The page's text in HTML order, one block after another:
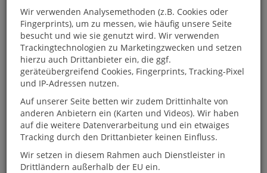
Wir verwenden Analysemethoden (z.B. Cookies oder
Fingerprints), um zu messen, wie häufig unsere Seite
besucht und wie sie genutzt wird. Wir verwenden
Trackingtechnologien zu Marketingzwecken und setzen
hierzu auch Drittanbieter ein, die ggf.
geräteübergreifend Cookies, Fingerprints, Tracking-Pixel
und IP-Adressen nutzen.
Auf unserer Seite betten wir zudem Drittinhalte von
anderen Anbietern ein (Karten und Videos). Wir haben
auf die weitere Datenverarbeitung und ein etwaiges
Tracking durch den Drittanbieter keinen Einfluss.
Wir setzen in diesem Rahmen auch Dienstleister in
Drittländern außerhalb der EU ein.
Willkommen bei NOVA
BUCH - Wir machen Vreden
und Meppen lesenswert!
Bei uns finden Sie Romane, Krimis, Sachbücher, Ratgeber,
vieles mehr.
Stöbern Sie in unserem Online-Shop, wann immer Sie Lust
haben und lassen Sie sich Ihre Bestellung portofrei nach
Hause oder für den nächsten Tag zur Abholung in unsere
Buchhandlung liefern.
Damit tun Sie auch noch etwas Gutes für die Umwelt. Denn